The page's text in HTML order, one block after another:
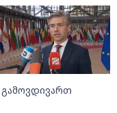
გამოვდივართ